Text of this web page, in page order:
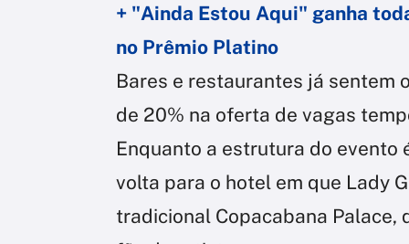
+ "Ainda Estou Aqui" ganha
no Prêmio Platino
Bares e restaurantes já sentem
de 20% na oferta de vagas
Enquanto a estrutura do
volta para o hotel em que Lady
tradicional Copacabana